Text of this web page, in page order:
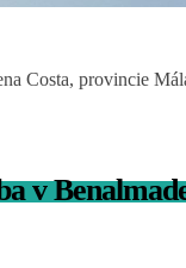
Costa, provincie
v